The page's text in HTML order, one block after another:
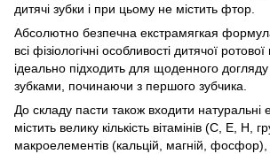
дитячі зубки і при цьому не містить фтор.
Абсолютно безпечна екстрамягкая
всі фізіологічні особливості дитячої
ідеально підходить для щоденного
зубками, починаючи з першого зубчика.
До складу пасти також входити натуральні
містить велику кількість вітамінів (С, Е, Н,
макроелементів (кальцій, магній, фосфор),